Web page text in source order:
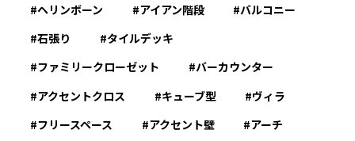
ヘリンボーン
アイアン階段
バルコニー
石張り
タイルデッキ
ファミリークローゼット
バーカウンター
アクセントクロス
キューブ型
ヴィラ
フリースペース
アクセント壁
アーチ